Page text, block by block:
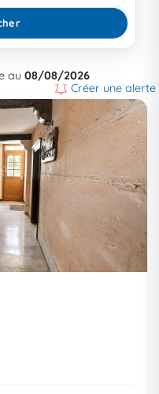
au 08/08/2026
Créer une alerte